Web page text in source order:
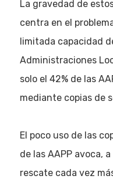
La gravedad de
centra en el
limitada capacidad
Administraciones
solo el 42% de las
mediante copias de
El poco uso de las
de las AAPP avoca,
rescate cada vez